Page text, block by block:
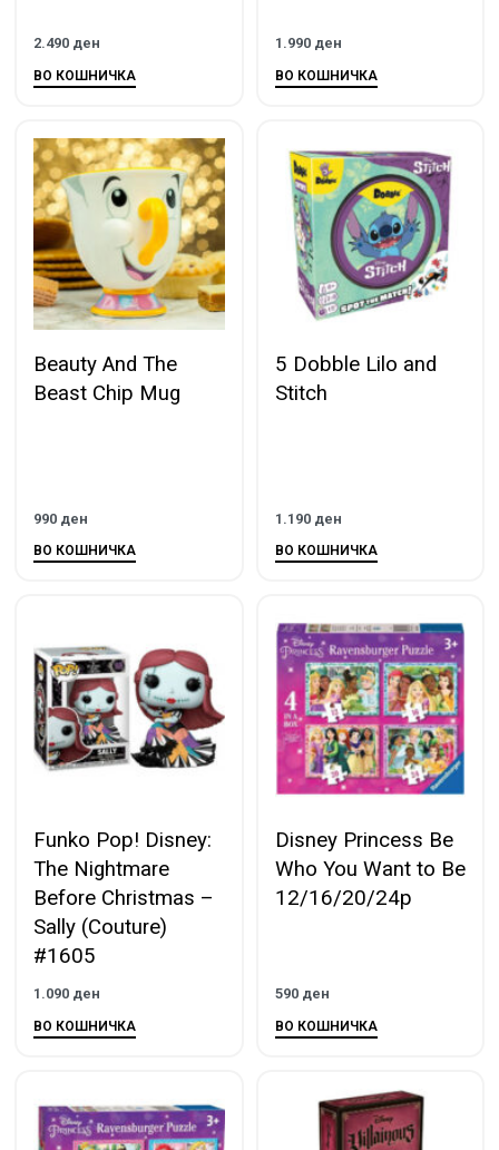
2.490 ден
ВО КОШНИЧКА
1.990 ден
ВО КОШНИЧКА
Beauty And The
Beast Chip Mug
990 ден
ВО КОШНИЧКА
5 Dobble Lilo and
Stitch
1.190 ден
ВО КОШНИЧКА
Funko Pop! Disney:
The Nightmare
Before Christmas –
Sally (Couture)
#1605
1.090 ден
ВО КОШНИЧКА
Disney Princess Be
Who You Want to Be
12/16/20/24p
590 ден
ВО КОШНИЧКА